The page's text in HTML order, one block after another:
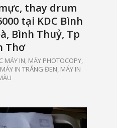
thay drum
tại KDC Bình
Bình Thuỷ, Tp
Thơ
MÁY IN, MÁY PHOTOCOPY,
MÁY IN TRẮNG ĐEN, MÁY IN